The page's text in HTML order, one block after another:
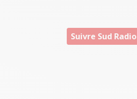
Suivre Sud Radio